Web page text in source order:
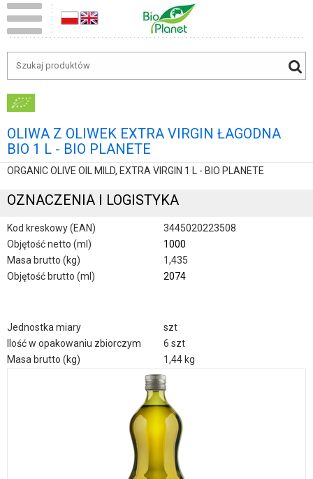
OLIWA Z OLIWEK EXTRA VIRGIN ŁAGODNA
BIO 1 L - BIO PLANETE
ORGANIC OLIVE OIL MILD, EXTRA VIRGIN 1 L - BIO PLANETE
OZNACZENIA I LOGISTYKA
Kod kreskowy (EAN)
3445020223508
Objętość netto (ml)
1000
Masa brutto (kg)
1,435
Objętość brutto (ml)
2074
Jednostka miary
szt
Ilość w opakowaniu zbiorczym
6 szt
Masa brutto (kg)
1,44 kg